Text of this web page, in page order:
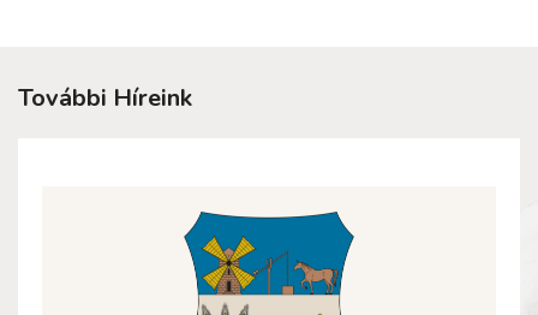
További Híreink